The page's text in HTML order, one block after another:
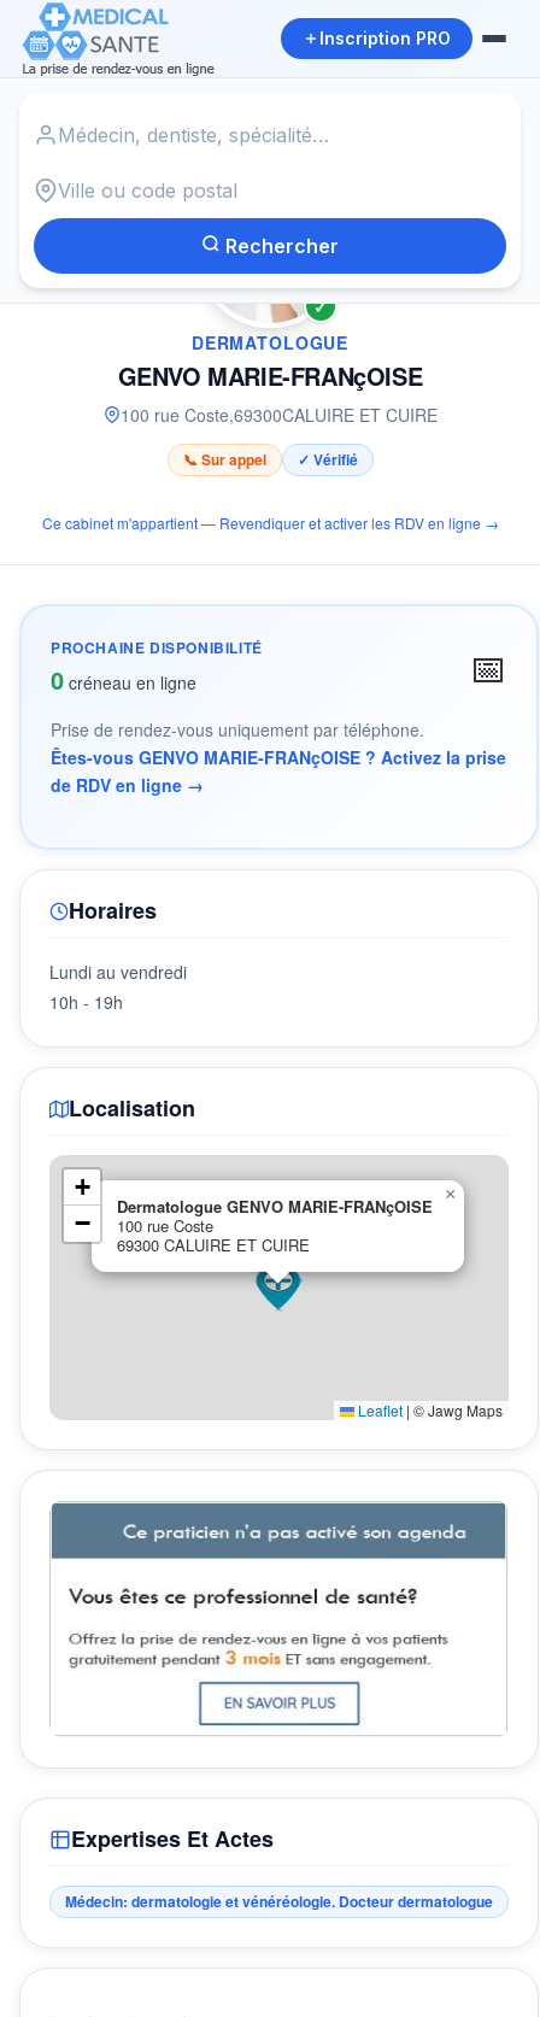
Inscription PRO
Rechercher
GENVO MARIE-FRANçOISE
✓
DERMATOLOGUE
GENVO MARIE-FRANçOISE
100 rue Coste,69300CALUIRE ET CUIRE
📞 Sur appel ✓ Vérifié
Ce cabinet m'appartient — Revendiquer et activer les RDV en ligne →
Expertises Et Actes
Médecin: dermatologie et vénéréologie. Docteur dermatologue
PROCHAINE DISPONIBILITÉ
0 créneau en ligne 📅
Prise de rendez-vous uniquement par téléphone.
Êtes-vous GENVO MARIE-FRANçOISE ? Activez la prise
de RDV en ligne →
Horaires
Lundi au vendredi
10h - 19h
Localisation
Dermatologue GENVO MARIE-FRANçOISE
100 rue Coste
69300 CALUIRE ET CUIRE
×
+
−
Leaflet | © Jawg Maps